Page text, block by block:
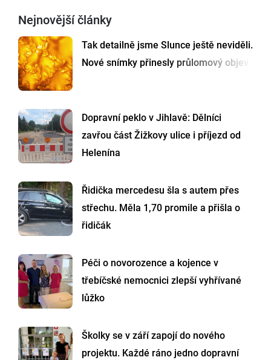
Nejnovější články
Tak detailně jsme Slunce ještě neviděli.
Nové snímky přinesly průlomový objev
Dopravní peklo v Jihlavě: Dělníci
zavřou část Žižkovy ulice i příjezd od
Helenína
Řidička mercedesu šla s autem přes
střechu. Měla 1,70 promile a přišla o
řidičák
Péči o novorozence a kojence v
třebíčské nemocnici zlepší vyhřívané
lůžko
Školky se v září zapojí do nového
projektu. Každé ráno jedno dopravní